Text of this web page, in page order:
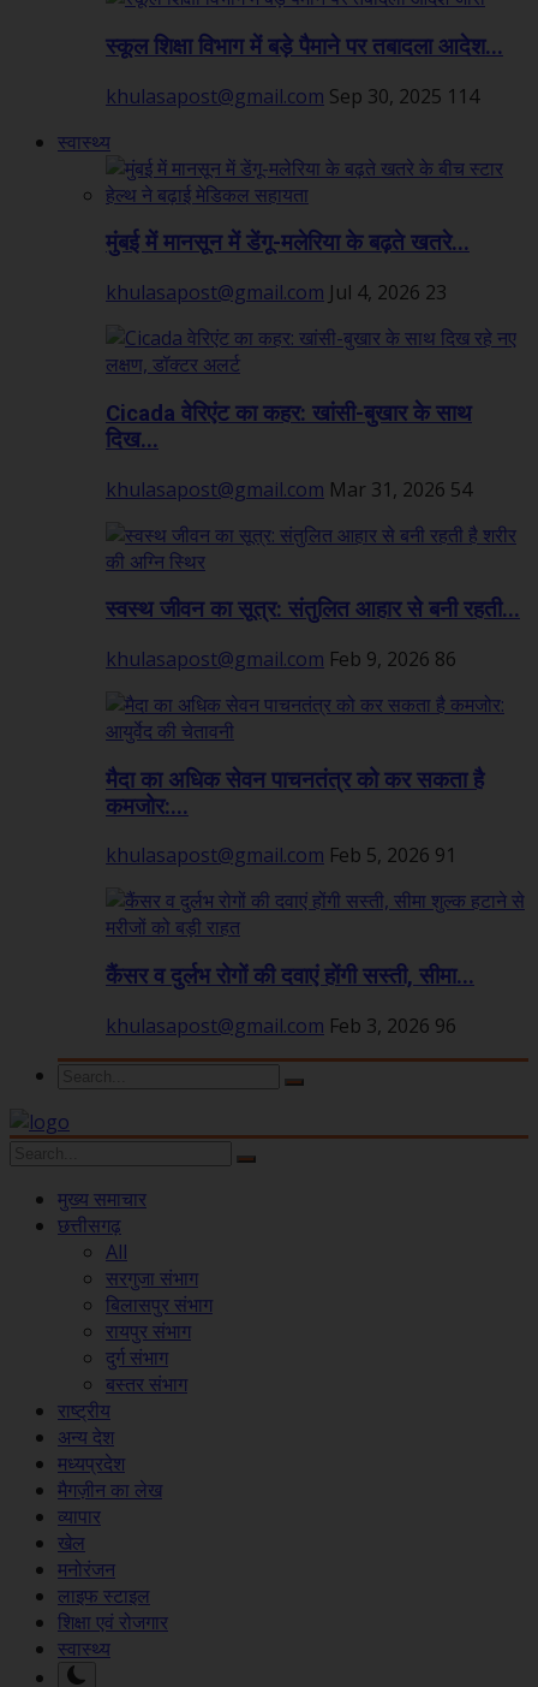
स्कूल शिक्षा विभाग में बड़े पैमाने पर तबादला आदेश...
khulasapost@gmail.com Sep 30, 2025 114
स्वास्थ्य
मुंबई में मानसून में डेंगू-मलेरिया के बढ़ते खतरे...
khulasapost@gmail.com Jul 4, 2026 23
Cicada वेरिएंट का कहर: खांसी-बुखार के साथ
दिख...
khulasapost@gmail.com Mar 31, 2026 54
स्वस्थ जीवन का सूत्र: संतुलित आहार से बनी रहती...
khulasapost@gmail.com Feb 9, 2026 86
मैदा का अधिक सेवन पाचनतंत्र को कर सकता है
कमजोर:...
khulasapost@gmail.com Feb 5, 2026 91
कैंसर व दुर्लभ रोगों की दवाएं होंगी सस्ती, सीमा...
khulasapost@gmail.com Feb 3, 2026 96
मुख्य समाचार
छत्तीसगढ़
All
सरगुजा संभाग
बिलासपुर संभाग
रायपुर संभाग
दुर्ग संभाग
बस्तर संभाग
राष्ट्रीय
अन्य देश
मध्यप्रदेश
मैगज़ीन का लेख
व्यापार
खेल
मनोरंजन
लाइफ स्टाइल
शिक्षा एवं रोजगार
स्वास्थ्य